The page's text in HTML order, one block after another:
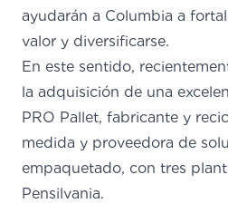
ayudarán a Columbia a
valor y diversificarse.
En este sentido,
la adquisición de una
PRO Pallet, fabricante y
medida y proveedora de
empaquetado, con tres
Pensilvania.